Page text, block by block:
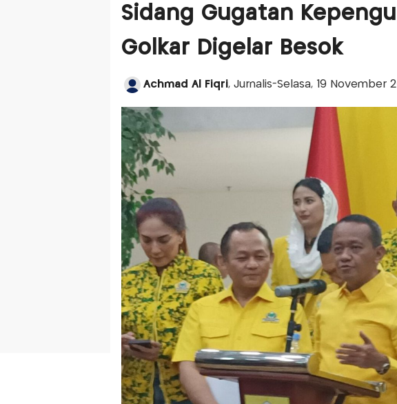
Sidang Gugatan
Golkar Digelar Besok
Achmad Al Fiqri, Jurnalis-Selasa, 19 November